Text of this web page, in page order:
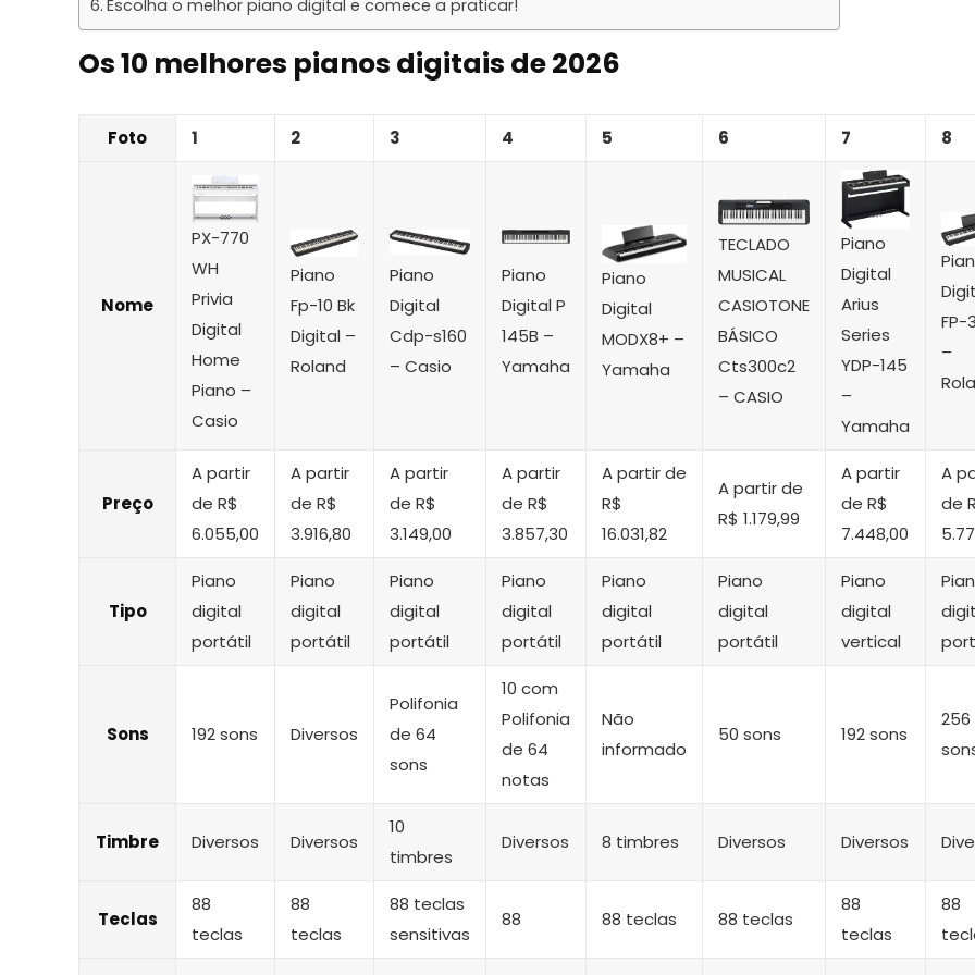
Escolha o melhor piano digital e comece a praticar!
Os 10 melhores pianos digitais de 2026
Foto 1 2 3 4 5 6 7 8
Nome
PX-770
WH
Privia
Digital
Home
Piano –
Casio
Piano
Fp-10 Bk
Digital –
Roland
Piano
Digital
Cdp-s160
– Casio
Piano
Digital P
145B –
Yamaha
Piano
Digital
MODX8+ –
Yamaha
TECLADO
MUSICAL
CASIOTONE
BÁSICO
Cts300c2
– CASIO
Piano
Digital
Arius
Series
YDP-145
–
Yamaha
FP-
–
Preço
A partir
de R$
6.055,00
A partir
de R$
3.916,80
A partir
de R$
3.149,00
A partir
de R$
3.857,30
A partir de
R$
16.031,82
A partir de
R$ 1.179,99
A partir
de R$
7.448,00
A
de
Tipo
Piano
digital
portátil
Piano
digital
portátil
Piano
digital
portátil
Piano
digital
portátil
Piano
digital
portátil
Piano
digital
portátil
Piano
digital
vertical
Sons 192 sons Diversos
Polifonia
de 64
sons
10 com
Polifonia
de 64
notas
Não
informado
50 sons 192 sons
256
Timbre Diversos Diversos
10
timbres
Diversos 8 timbres Diversos Diversos
Teclas
88
teclas
88
teclas
88 teclas
sensitivas
88 88 teclas 88 teclas
88
teclas
88